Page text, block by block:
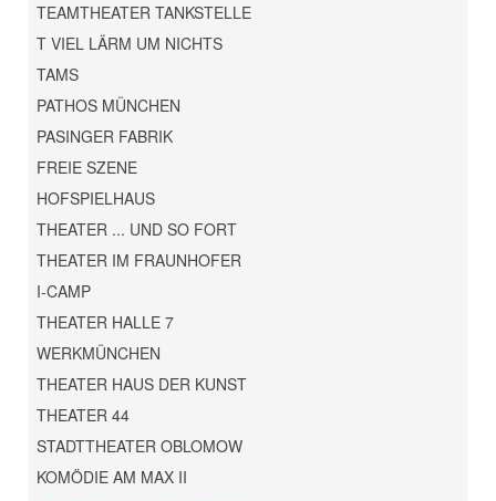
TEAMTHEATER TANKSTELLE
T VIEL LÄRM UM NICHTS
TAMS
PATHOS MÜNCHEN
PASINGER FABRIK
FREIE SZENE
HOFSPIELHAUS
THEATER ... UND SO FORT
THEATER IM FRAUNHOFER
I-CAMP
THEATER HALLE 7
WERKMÜNCHEN
THEATER HAUS DER KUNST
THEATER 44
STADTTHEATER OBLOMOW
KOMÖDIE AM MAX II